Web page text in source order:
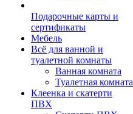
Подарочные карты и
сертификаты
Мебель
Всё для ванной и
туалетной комнаты
Ванная комната
Туалетная комната
Клеенка и скатерти
ПВХ